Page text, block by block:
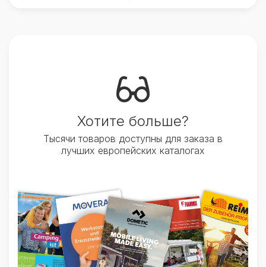
Хотите больше?
Тысячи товаров доступны для заказа в
лучших европейских каталогах